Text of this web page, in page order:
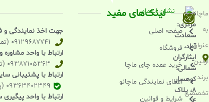
ماچانو
به
عنوان
اولین
برند
تخصصی
دفتر
مرکزی:
سعادت
آباد،
ایثارگران
شمالی،
کوهسار
۸، پلاک
لینک‌های مفید
صفحه اصلی
فروشگاه
خرید عمده چای ماچا
اعطای نمایندگی ماچانو
شرایط و قوانین
جهت اخذ نمایندگی
09129687741 (تماس تلفنی)
ارتباط با واحد
09387105363 (تماس و واتساپ و بله)
ارتباط با پشتیبانی
09363402349 (پیامرسان بله)
ارتباط با واحد